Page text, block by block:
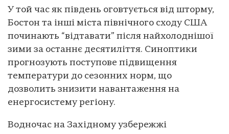
У той час як південь оговтується від шторму,
Бостон та інші міста північного сходу США
починають “відтавати” після найхолоднішої
зими за останнє десятиліття. Синоптики
прогнозують поступове підвищення
температури до сезонних норм, що
дозволить знизити навантаження на
енергосистему регіону.
Водночас на Західному узбережжі